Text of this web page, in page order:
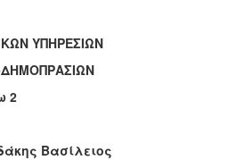
ΥΠΗΡΕΣΙΩΝ
ΔΗΜΟΠΡΑΣΙΩΝ
2 Αρ.
Βασίλειος